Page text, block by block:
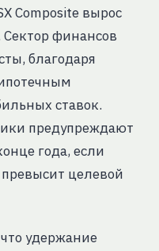
Composite вырос
Сектор финансов
благодаря
ставок.
предупреждают
года, если
целевой
удержание